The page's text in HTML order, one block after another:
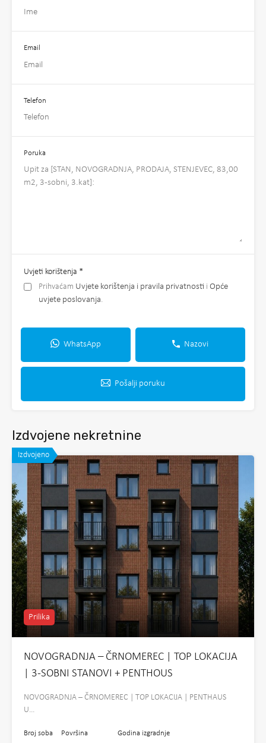
Email
Telefon
Poruka
Uvjeti korištenja *
Prihvaćam Uvjete korištenja i pravila privatnosti i Opće
uvjete poslovanja.
WhatsApp Nazovi
Pošalji poruku
Izdvojene nekretnine
Izdvojeno
Prilika
NOVOGRADNJA – ČRNOMEREC | TOP LOKACIJA
| 3-SOBNI STANOVI + PENTHOUS
NOVOGRADNJA – ČRNOMEREC | TOP LOKACIJA | PENTHAUS
U…
Broj soba Površina Godina izgradnje